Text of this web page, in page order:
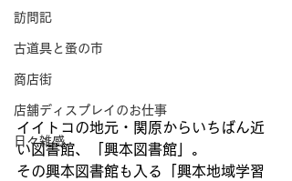
訪問記
古道具と蚤の市
商店街
店舗ディスプレイのお仕事
日々雑感
イイトコの地元・関原からいちばん近
い図書館、「興本図書館」。
その興本図書館も入る「興本地域学習